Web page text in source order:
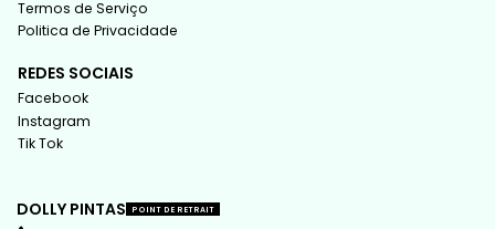
Termos de Serviço
Politica de Privacidade
REDES SOCIAIS
Facebook
Instagram
Tik Tok
DOLLY PINTAS POINT DE RETRAIT